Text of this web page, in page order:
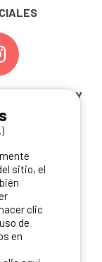
CONCURSOS Y
sitio, el
clic
de
en